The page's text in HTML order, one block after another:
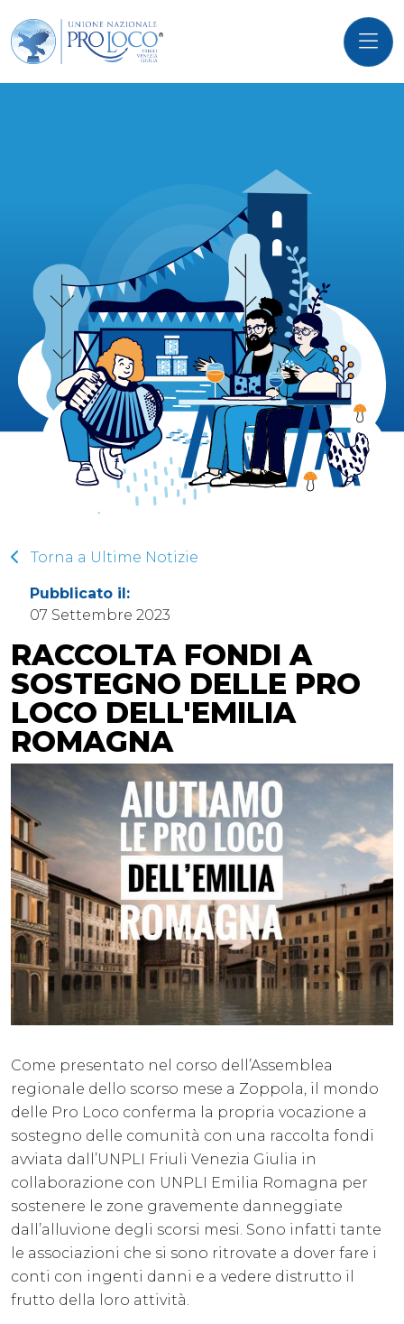
Torna a Ultime Notizie
Pubblicato il:
07 Settembre 2023
RACCOLTA FONDI A
SOSTEGNO DELLE PRO
LOCO DELL'EMILIA
ROMAGNA
Come presentato nel corso dell’Assemblea
regionale dello scorso mese a Zoppola, il mondo
delle Pro Loco conferma la propria vocazione a
sostegno delle comunità con una raccolta fondi
avviata dall’UNPLI Friuli Venezia Giulia in
collaborazione con UNPLI Emilia Romagna per
sostenere le zone gravemente danneggiate
dall’alluvione degli scorsi mesi. Sono infatti tante
le associazioni che si sono ritrovate a dover fare i
conti con ingenti danni e a vedere distrutto il
frutto della loro attività.